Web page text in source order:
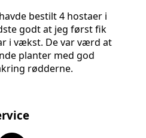
bestilt 4 hostaer i
godt at jeg først fik
i vækst. De var værd at
planter med god
rødderne.